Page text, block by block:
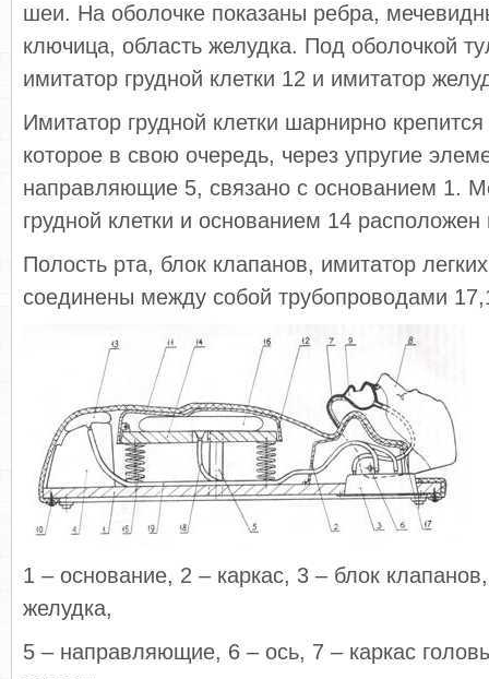
шеи. На оболочке показаны ребра,
ключица, область желудка. Под оболочкой
имитатор грудной клетки 12 и имитатор
Имитатор грудной клетки шарнирно
которое в свою очередь, через упругие
направляющие 5, связано с основанием 1.
грудной клетки и основанием 14 расположен
Полость рта, блок клапанов, имитатор
соединены между собой трубопроводами
1 – основание, 2 – каркас, 3 – блок
желудка,
5 – направляющие, 6 – ось, 7 – каркас